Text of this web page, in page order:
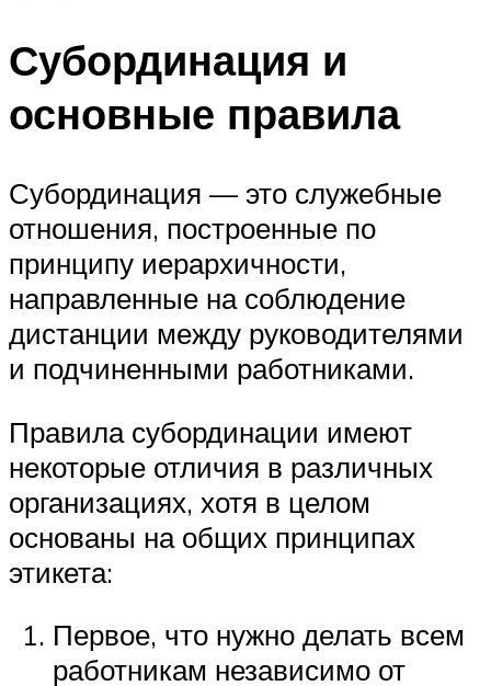
Субординация и
основные правила
Субординация — это служебные
отношения, построенные по
принципу иерархичности,
направленные на соблюдение
дистанции между руководителями
и подчиненными работниками.
Правила субординации имеют
некоторые отличия в различных
организациях, хотя в целом
основаны на общих принципах
этикета:
Первое, что нужно делать всем
работникам независимо от